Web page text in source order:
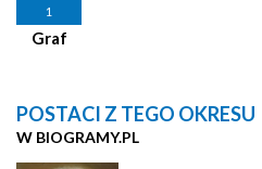
1
Graf
POSTACI Z TEGO OKRESU
W BIOGRAMY.PL